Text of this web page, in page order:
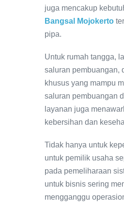
juga mencakup
Bangsal Mojokerto
pipa.
Untuk rumah tangga,
saluran pembuangan,
khusus yang mampu
saluran pembuangan
layanan juga
kebersihan dan
Tidak hanya untuk
untuk pemilik usaha
pada pemeliharaan
untuk bisnis sering
mengganggu